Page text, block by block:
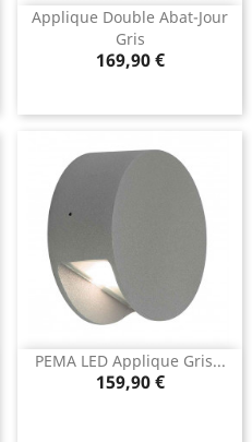
Applique Double Abat-Jour
Gris
Prix
169,90 €
PEMA LED Applique Gris...
Prix
159,90 €